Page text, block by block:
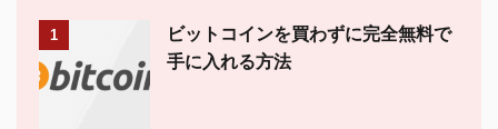
1
ビットコインを買わずに完全無料で
手に入れる方法